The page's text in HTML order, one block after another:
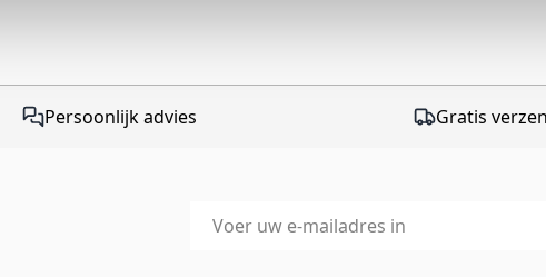
Persoonlijk advies Gratis
E-mailadres